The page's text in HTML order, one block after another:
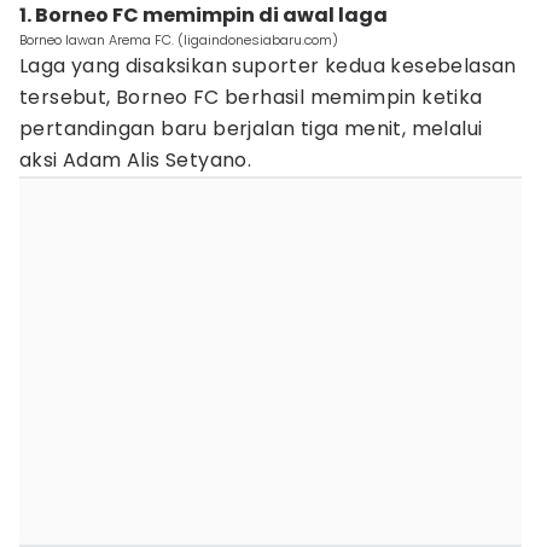
1. Borneo FC memimpin di awal laga
Borneo lawan Arema FC. (ligaindonesiabaru.com)
Laga yang disaksikan suporter kedua kesebelasan
tersebut, Borneo FC berhasil memimpin ketika
pertandingan baru berjalan tiga menit, melalui
aksi Adam Alis Setyano.